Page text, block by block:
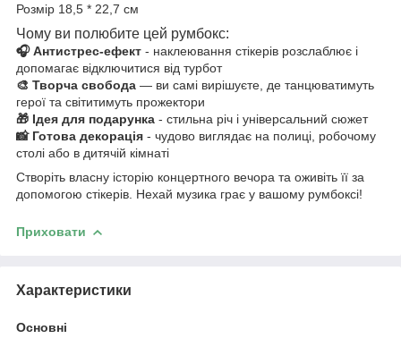
Розмір 18,5 * 22,7 см
Чому ви полюбите цей румбокс:
🎧 Антистрес-ефект - наклеювання стікерів розслаблює і
допомагає відключитися від турбот
🎨 Творча свобода — ви самі вирішуєте, де танцюватимуть
герої та світитимуть прожектори
🎁 Ідея для подарунка - стильна річ і універсальний сюжет
📸 Готова декорація - чудово виглядає на полиці, робочому
столі або в дитячій кімнаті
Створіть власну історію концертного вечора та оживіть її за
допомогою стікерів. Нехай музика грає у вашому румбоксі!
Приховати
Характеристики
Основні